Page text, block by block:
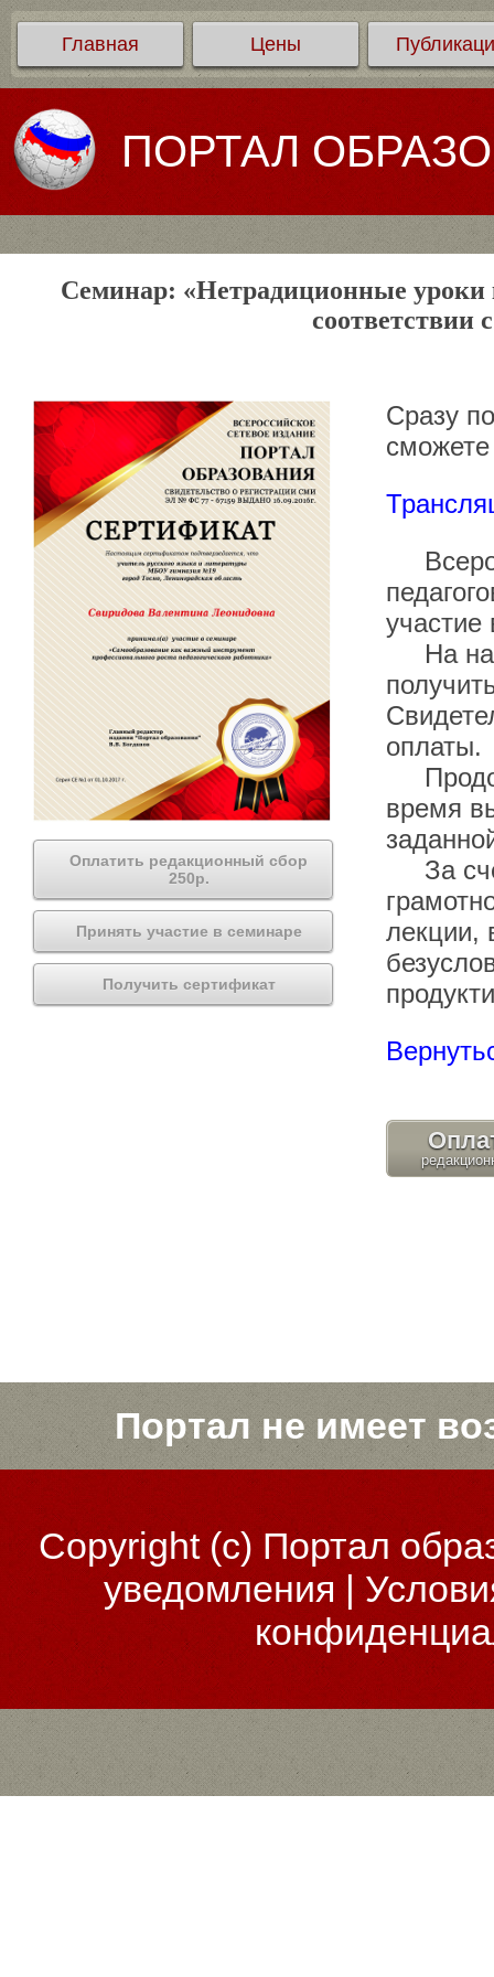
Главная Цены
ПОРТАЛ
Семинар: «Нетрадиционные уроки
Оплатить редакционный сбор
250р.
Принять участие в семинаре
Получить сертификат
Сразу
участие
На
оплаты.
время
За
лекции,
Портал не имеет
Copyright (c)Портал
уведомления |